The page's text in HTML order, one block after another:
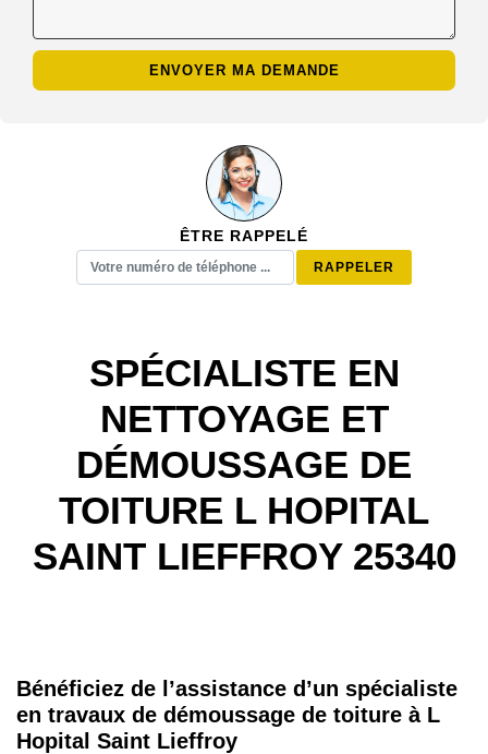
ÊTRE RAPPELÉ
SPÉCIALISTE EN
NETTOYAGE ET
DÉMOUSSAGE DE
TOITURE L HOPITAL
SAINT LIEFFROY 25340
Bénéficiez de l’assistance d’un spécialiste
en travaux de démoussage de toiture à L
Hopital Saint Lieffroy